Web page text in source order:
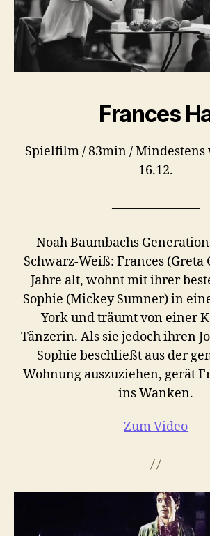
Frances
Spielfilm / 83min / Mindestens
16.12.
––––––––––––––
Noah Baumbachs
Schwarz-Weiß: Frances (Greta
Jahre alt, wohnt mit ihrer
Sophie (Mickey Sumner) in
York und träumt von einer
Tänzerin. Als sie jedoch ihren
Sophie beschließt aus der
Wohnung auszuziehen, gerät
ins Wanken.
Zum Video